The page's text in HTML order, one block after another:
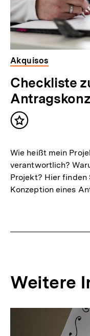
Akquisos
Checkliste
Inhalt
Wie heißt mein
verantwortlich?
Projekt? Hier finden
Konzeption eines
Weitere
Inhaltskarousell
Inhaltskarussell
überspringen